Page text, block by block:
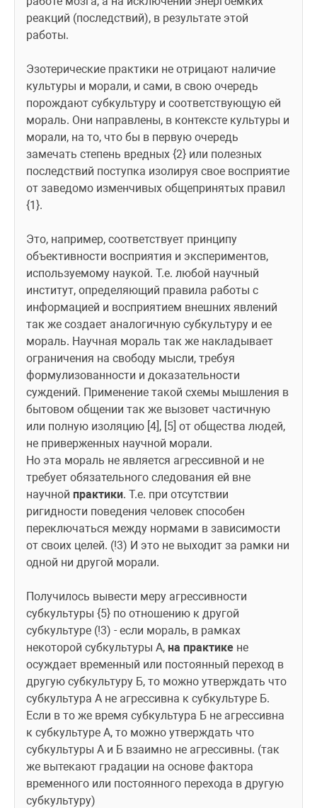
реакций (последствий), в результате этой
работы.
Эзотерические практики не отрицают наличие
культуры и морали, и сами, в свою очередь
порождают субкультуру и соответствующую ей
мораль. Они направлены, в контексте культуры и
морали, на то, что бы в первую очередь
замечать степень вредных {2} или полезных
последствий поступка изолируя свое восприятие
от заведомо изменчивых общепринятых правил
{1}.
Это, например, соответствует принципу
объективности восприятия и экспериментов,
используемому наукой. Т.е. любой научный
институт, определяющий правила работы с
информацией и восприятием внешних явлений
так же создает аналогичную субкультуру и ее
мораль. Научная мораль так же накладывает
ограничения на свободу мысли, требуя
формулизованности и доказательности
суждений. Применение такой схемы мышления в
бытовом общении так же вызовет частичную
или полную изоляцию [4], [5] от общества людей,
не приверженных научной морали.
Но эта мораль не является агрессивной и не
требует обязательного следования ей вне
научной практики. Т.е. при отсутствии
ригидности поведения человек способен
переключаться между нормами в зависимости
от своих целей. (!3) И это не выходит за рамки ни
одной ни другой морали.
Получилось вывести меру агрессивности
субкультуры {5} по отношению к другой
субкультуре (!3) - если мораль, в рамках
некоторой субкультуры А, на практике не
осуждает временный или постоянный переход в
другую субкультуру Б, то можно утверждать что
субкультура А не агрессивна к субкультуре Б.
Если в то же время субкультура Б не агрессивна
к субкультуре А, то можно утверждать что
субкультуры А и Б взаимно не агрессивны. (так
же вытекают градации на основе фактора
временного или постоянного перехода в другую
субкультуру)